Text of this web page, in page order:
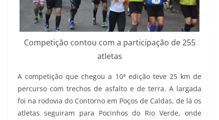
Competição contou com a participação de 255
atletas
A competição que chegou a 10ª edição teve 25 km de
percurso com trechos de asfalto e de terra. A largada
foi na rodovia do Contorno em Poços de Caldas, de lá os
atletas seguiram para Pocinhos do Rio Verde, onde